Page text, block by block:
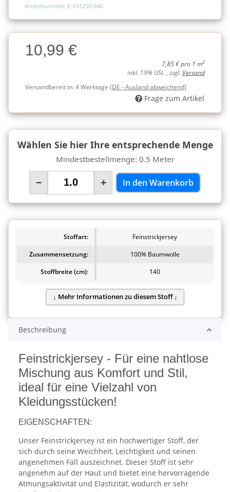
Artikelnummer: E-V01250-040
Charge
Charge10,99 €
7,85 € pro 1 m2
inkl. 19% USt. , zzgl. Versand
Versandbereit in:4 Werktage (DE - Ausland abweichend)
Frage zum Artikel
Wählen Sie hier Ihre entsprechende Menge
Mindestbestellmenge: 0.5 Meter
− + In den Warenkorb
Stoffart:
Feinstrickjersey
Zusammensetzung:
100% Baumwolle
Stoffbreite (cm):
140
Beschreibung
Feinstrickjersey - Für eine nahtlose
Mischung aus Komfort und Stil,
ideal für eine Vielzahl von
Kleidungsstücken!
EIGENSCHAFTEN:
Unser Feinstrickjersey ist ein hochwertiger Stoff, der
sich durch seine Weichheit, Leichtigkeit und seinen
angenehmen Fall auszeichnet. Dieser Stoff ist sehr
angenehm auf der Haut und bietet eine hervorragende
Atmungsaktivität und Elastizität, wodurch er sehr